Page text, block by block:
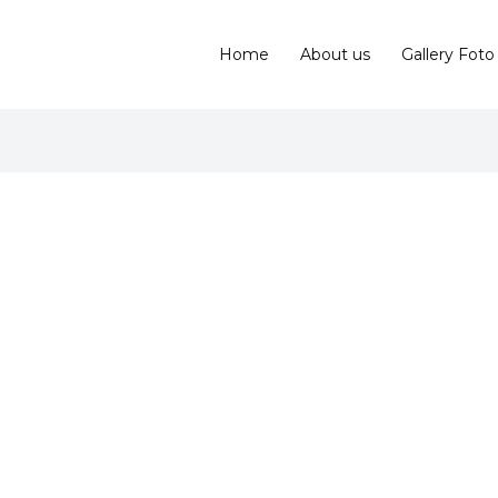
Home About us Gallery Foto